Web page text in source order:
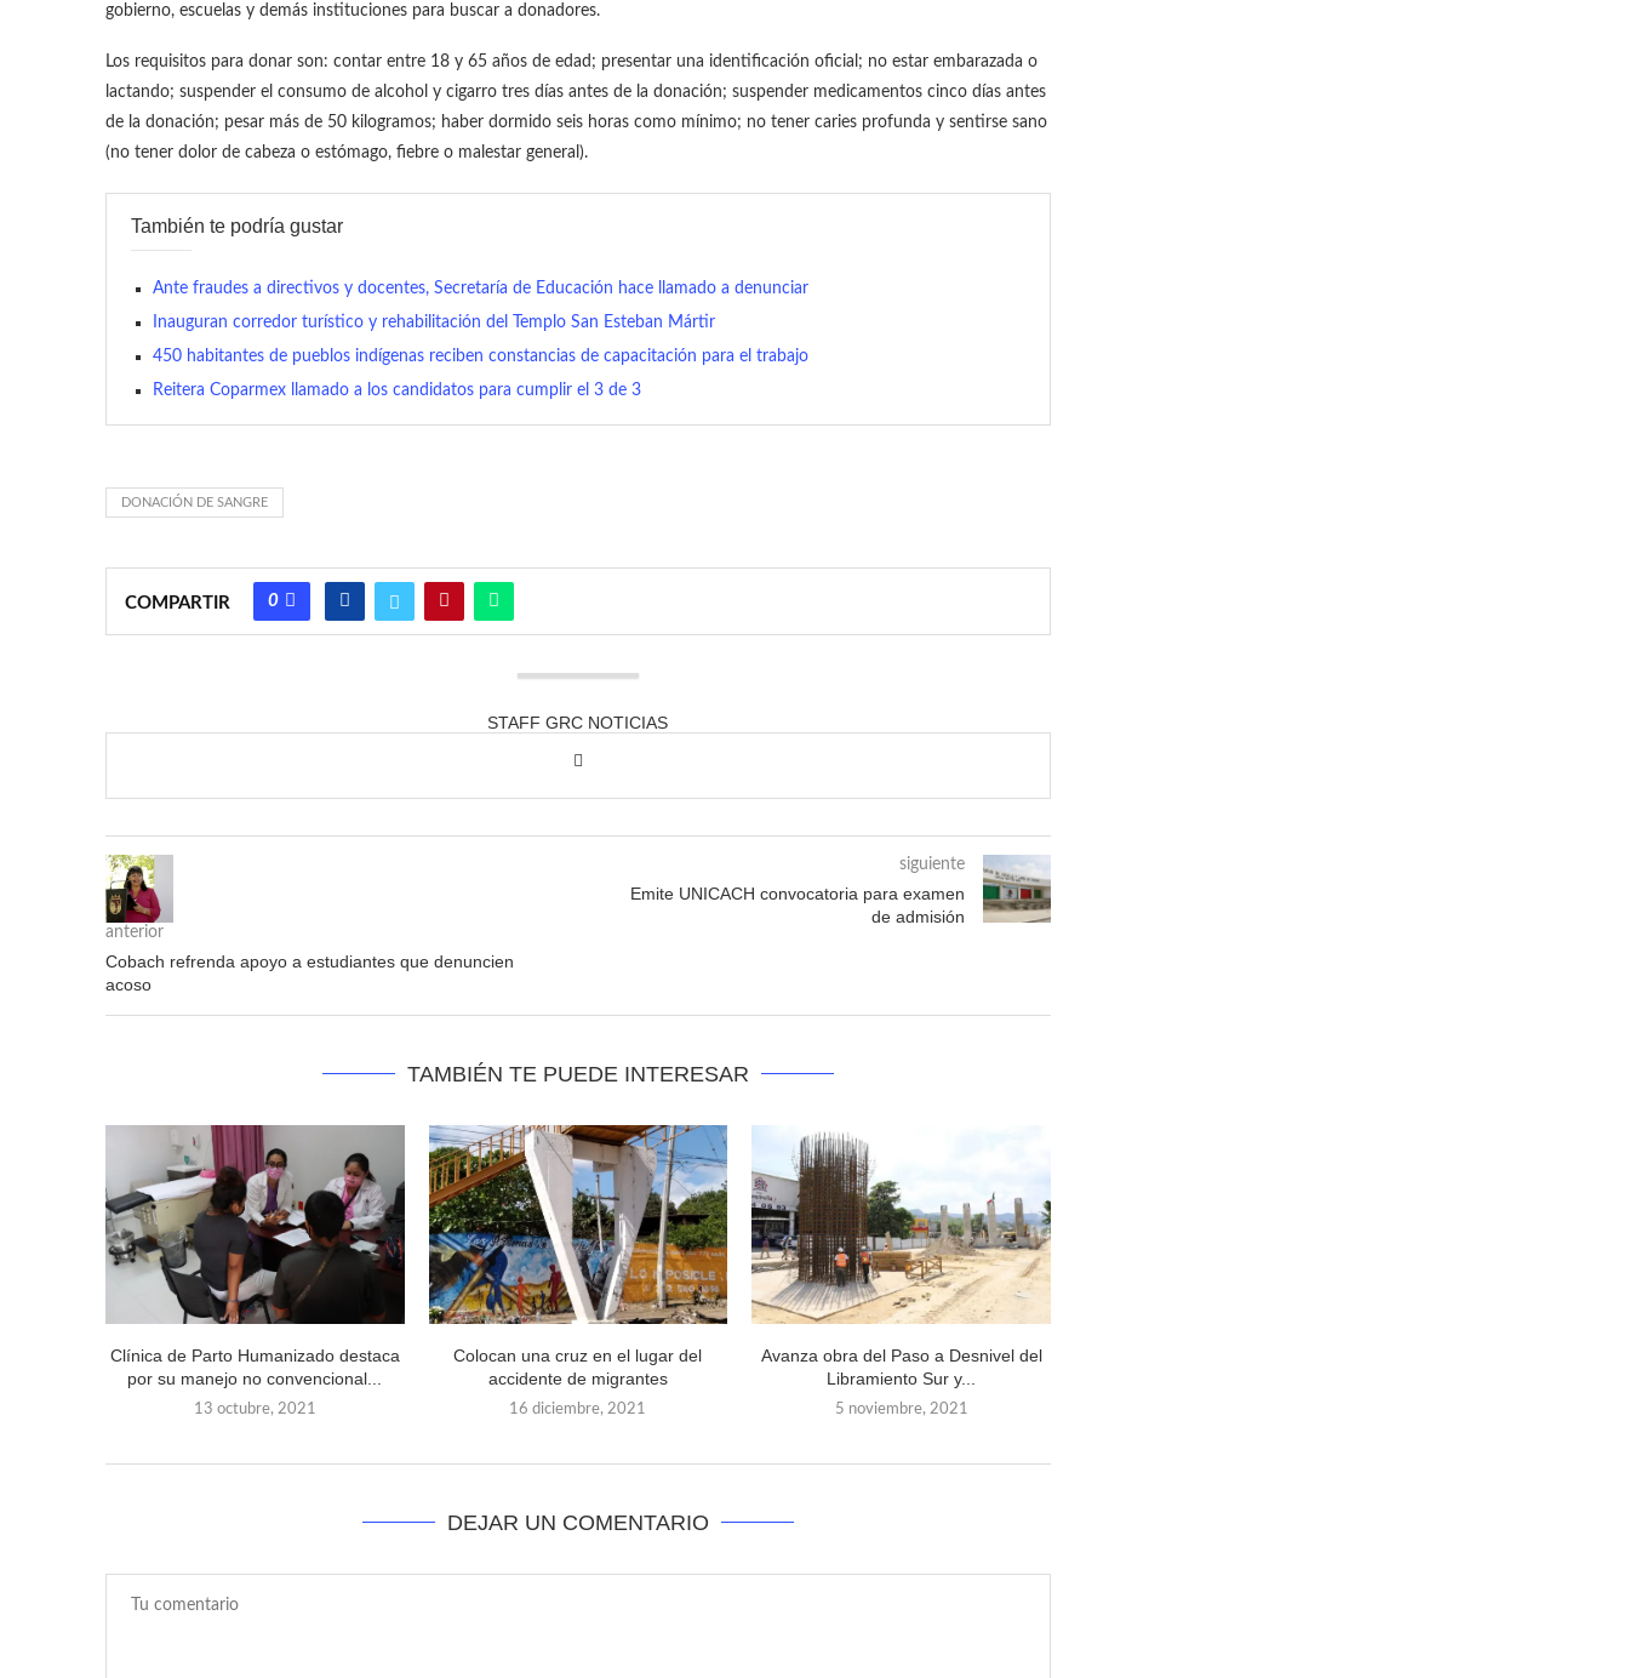
gobierno, escuelas y demás instituciones para buscar a donadores.
Los requisitos para donar son: contar entre 18 y 65 años de edad; presentar una identificación oficial; no estar embarazada o
lactando; suspender el consumo de alcohol y cigarro tres días antes de la donación; suspender medicamentos cinco días antes
de la donación; pesar más de 50 kilogramos; haber dormido seis horas como mínimo; no tener caries profunda y sentirse sano
(no tener dolor de cabeza o estómago, fiebre o malestar general).
También te podría gustar
Ante fraudes a directivos y docentes, Secretaría de Educación hace llamado a denunciar
Inauguran corredor turístico y rehabilitación del Templo San Esteban Mártir
450 habitantes de pueblos indígenas reciben constancias de capacitación para el trabajo
Reitera Coparmex llamado a los candidatos para cumplir el 3 de 3
DONACIÓN DE SANGRE
COMPARTIR 0
STAFF GRC NOTICIAS
anterior
Cobach refrenda apoyo a estudiantes que denuncien
acoso
siguiente
Emite UNICACH convocatoria para examen
de admisión
TAMBIÉN TE PUEDE INTERESAR
Clínica de Parto Humanizado destaca
por su manejo no convencional...
13 octubre, 2021
Colocan una cruz en el lugar del
accidente de migrantes
16 diciembre, 2021
Avanza obra del Paso a Desnivel del
Libramiento Sur y...
5 noviembre, 2021
DEJAR UN COMENTARIO